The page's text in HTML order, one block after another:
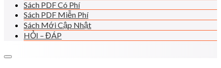
Sách PDF Có Phí
Sách PDF Miễn Phí
Sách Mới Cập Nhật
HỎI – ĐÁP